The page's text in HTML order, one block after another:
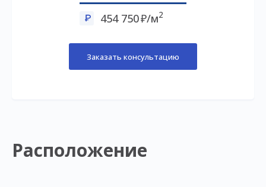
454 750 /м2
Заказать консультацию
Расположение